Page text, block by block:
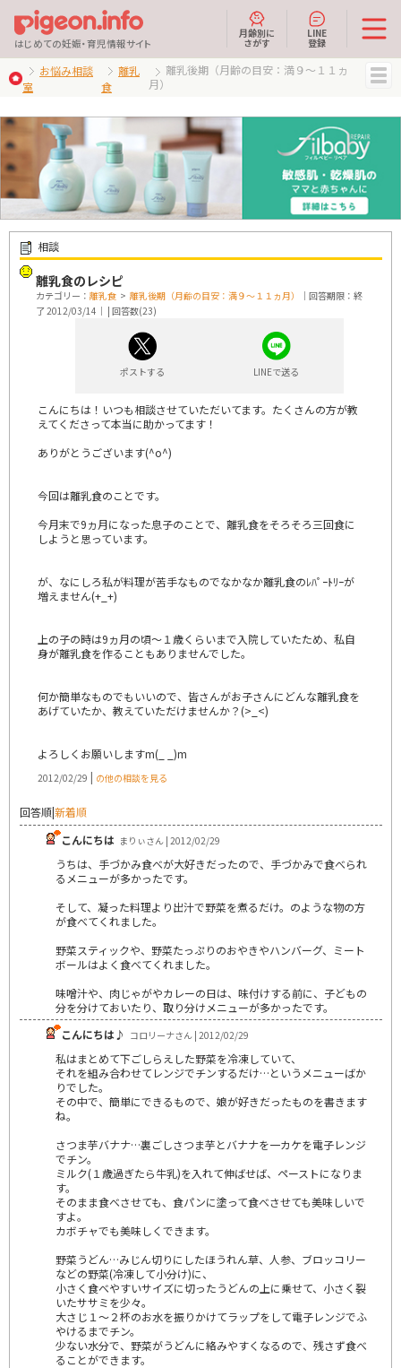
はじめての妊娠・育児情報サイト
月齢別に
さがす
LINE
登録
お悩み相談
室
離乳
食
離乳後期（月齢の目安：満９～１１ヵ
月）
相談
離乳食のレシピ
カテゴリー： 離乳食 > 離乳後期（月齢の目安：満９～１１ヵ月）
｜回答期限：終
了 2012/03/14｜ | 回答数(23)
ポストする LINEで送る
こんにちは！いつも相談させていただいてます。たくさんの方が教
えてくださって本当に助かってます！
ありがとうございます(^o^)
今回は離乳食のことです。
今月末で9ヵ月になった息子のことで、離乳食をそろそろ三回食に
しようと思っています。
が、なにしろ私が料理が苦手なものでなかなか離乳食のﾚﾊﾟｰﾄﾘｰが
増えません(+_+)
上の子の時は9ヵ月の頃～１歳くらいまで入院していたため、私自
身が離乳食を作ることもありませんでした。
何か簡単なものでもいいので、皆さんがお子さんにどんな離乳食を
あげていたか、教えていただけませんか？(>_<)
よろしくお願いしますm(_ _)m
2012/02/29 | の他の相談を見る
回答順|新着順
こんにちは まりぃさん | 2012/02/29
うちは、手づかみ食べが大好きだったので、手づかみで食べられ
るメニューが多かったです。
そして、凝った料理より出汁で野菜を煮るだけ。のような物の方
が食べてくれました。
野菜スティックや、野菜たっぷりのおやきやハンバーグ、ミート
ボールはよく食べてくれました。
味噌汁や、肉じゃがやカレーの日は、味付けする前に、子どもの
分を分けておいたり、取り分けメニューが多かったです。
こんにちは♪ コロリーナさん | 2012/02/29
私はまとめて下ごしらえした野菜を冷凍していて、
それを組み合わせてレンジでチンするだけ…というメニューばか
りでした。
その中で、簡単にできるもので、娘が好きだったものを書きます
ね。
さつま芋バナナ…裏ごしさつま芋とバナナを一カケを電子レンジ
でチン。
ミルク(１歳過ぎたら牛乳)を入れて伸ばせば、ペーストになりま
す。
そのまま食べさせても、食パンに塗って食べさせても美味しいで
すよ。
カボチャでも美味しくできます。
野菜うどん…みじん切りにしたほうれん草、人参、ブロッコリー
などの野菜(冷凍して小分け)に、
小さく食べやすいサイズに切ったうどんの上に乗せて、小さく裂
いたササミを少々。
大さじ１～２杯のお水を振りかけてラップをして電子レンジでふ
やけるまでチン。
少ない水分で、野菜がうどんに絡みやすくなるので、残さず食べ
ることができます。